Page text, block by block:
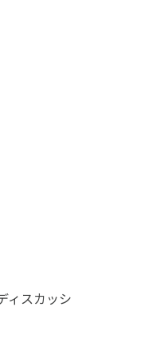
ィスカッシ